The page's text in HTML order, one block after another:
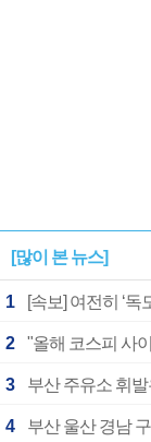
[많이 본 뉴스]
1
2 "올해 코스피 사
3 부산 주유소 휘
4